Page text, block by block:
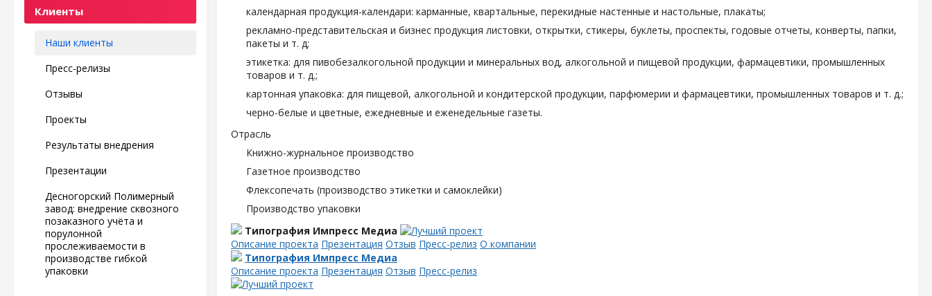
Клиенты
Наши клиенты
Пресс-релизы
Отзывы
Проекты
Результаты внедрения
Презентации
Десногорский Полимерный
завод: внедрение сквозного
позаказного учёта и
порулонной
прослеживаемости в
производстве гибкой
упаковки
календарная продукция-календари: карманные, квартальные, перекидные настенные и настольные, плакаты;
рекламно-представительская и бизнес продукция листовки, открытки, стикеры, буклеты, проспекты, годовые отчеты, конверты, папки,
пакеты и т. д;
этикетка: для пивобезалкогольной продукции и минеральных вод, алкогольной и пищевой продукции, фармацевтики, промышленных
товаров и т. д.;
картонная упаковка: для пищевой, алкогольной и кондитерской продукции, парфюмерии и фармацевтики, промышленных товаров и т. д.;
черно-белые и цветные, ежедневные и еженедельные газеты.
Отрасль
Книжно-журнальное производство
Газетное производство
Флексопечать (производство этикетки и самоклейки)
Производство упаковки
Типография Импресс Медиа
Описание проекта Презентация Отзыв Пресс-релиз О компании
Типография Импресс Медиа
Описание проекта Презентация Отзыв Пресс-релиз